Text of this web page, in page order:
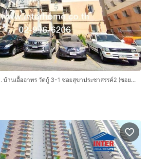
คอนโดมิเนียม 34 ตร.ม. บ้านเอื้ออาทร วัดกู้ 3-1 ซอยสุขาประชาสรรค์2 (ซอยวัดกู้) ถนนแจ้งวัฒนะ ถนนติวานนท์ ปากเกร็ด นนทบุรี